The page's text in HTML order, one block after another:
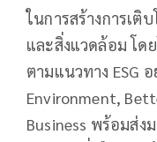
ในการสร้างการเติ
และสิ่งแวดล้อม โด
ตามแนวทาง ESG
Environment,
Business พร้อมส่